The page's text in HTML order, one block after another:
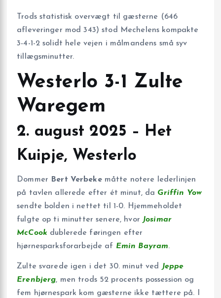
Trods statistisk overvægt til gæsterne (646
afleveringer mod 343) stod Mechelens kompakte
3-4-1-2 solidt hele vejen i målmandens små syv
tillægs­minutter.
Westerlo 3-1 Zulte
Waregem
2. august 2025 – Het
Kuipje, Westerlo
Dommer Bert Verbekemåtte notere lederlinjen
på tavlen allerede efter ét minut, da Griffin Yow
sendte bolden i nettet til 1-0. Hjemmeholdet
fulgte op ti minutter senere, hvor Josimar
McCookdublerede føringen efter
hjørnesparksforarbejde af Emin Bayram.
Zulte svarede igen i det 30. minut ved Jeppe
Erenbjerg, men trods 52 procents possession og
fem hjørnespark kom gæsterne ikke tættere på. I